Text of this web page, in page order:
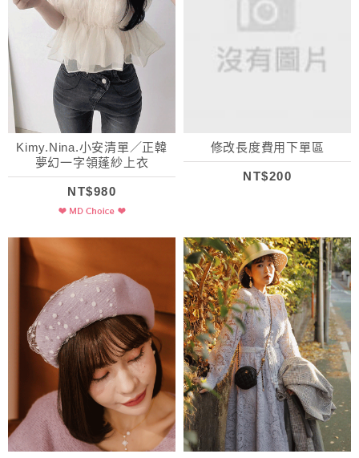
Kimy.Nina.小安清單／正韓
夢幻一字領蓬紗上衣
NT$980
修改長度費用下單區
NT$200